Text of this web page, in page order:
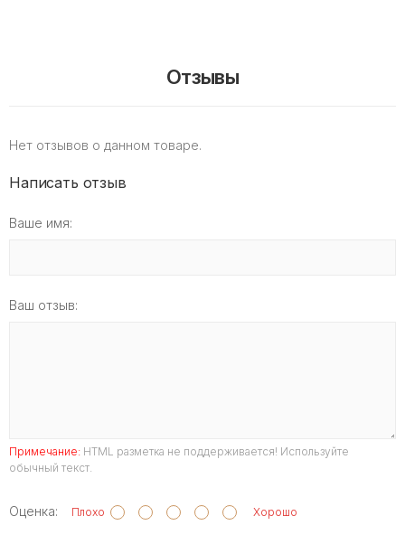
Отзывы
Нет отзывов о данном товаре.
Написать отзыв
Ваше имя:
Ваш отзыв:
Примечание: HTML разметка не поддерживается! Используйте
обычный текст.
Оценка: Плохо Хорошо